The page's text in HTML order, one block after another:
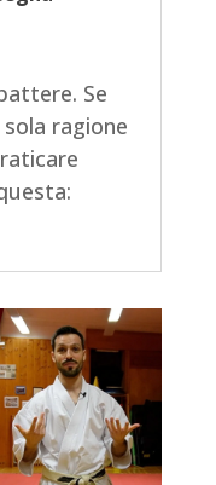
Se
ragione